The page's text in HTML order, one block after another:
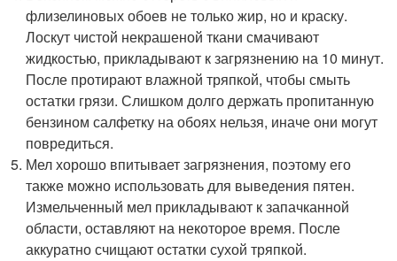
флизелиновых обоев не только жир, но и краску.
Лоскут чистой некрашеной ткани смачивают
жидкостью, прикладывают к загрязнению на 10 минут.
После протирают влажной тряпкой, чтобы смыть
остатки грязи. Слишком долго держать пропитанную
бензином салфетку на обоях нельзя, иначе они могут
повредиться.
Мел хорошо впитывает загрязнения, поэтому его
также можно использовать для выведения пятен.
Измельченный мел прикладывают к запачканной
области, оставляют на некоторое время. После
аккуратно счищают остатки сухой тряпкой.